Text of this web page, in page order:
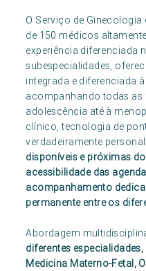
O Serviço de
de 150 médicos
experiência diferenciada
subespecialidades,
integrada e diferenciada
acompanhando todas as
adolescência até à
clínico, tecnologia de
verdadeiramente
disponíveis e próximas
acessibilidade das
acompanhamento
permanente entre os
Abordagem
diferentes
Medicina Materno-Fetal,